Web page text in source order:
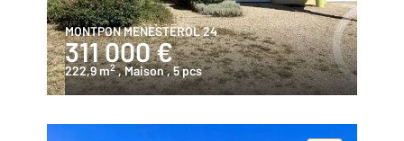
MONTPON MENESTEROL 24
311 000 €
222,9 m2 , Maison, 5 pcs